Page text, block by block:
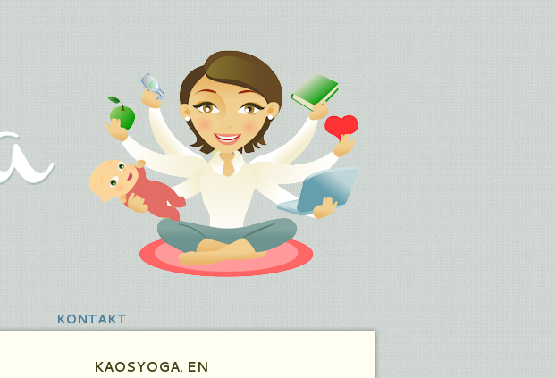
KONTAKT
KAOSYOGA. EN